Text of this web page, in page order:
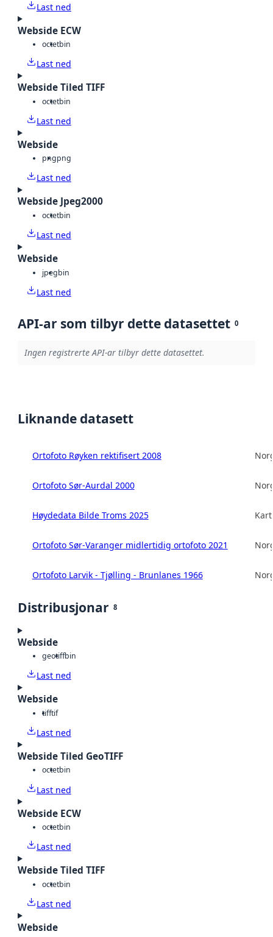
Last ned
Webside ECW
octetbin
Last ned
Webside Tiled TIFF
octetbin
Last ned
Webside
pngpng
Last ned
Webside Jpeg2000
octetbin
Last ned
Webside
jpegbin
Last ned
API-ar som tilbyr dette datasettet 0
Ingen registrerte API-ar tilbyr dette datasettet.
Liknande datasett
Ortofoto Røyken rektifisert 2008
Ortofoto Sør-Aurdal 2000
Høydedata Bilde Troms 2025
Ortofoto Sør-Varanger midlertidig ortofoto 2021
Ortofoto Larvik - Tjølling - Brunlanes 1966
Distribusjonar 8
Webside
geotiffbin
Last ned
Webside
tifftif
Last ned
Webside Tiled GeoTIFF
octetbin
Last ned
Webside ECW
octetbin
Last ned
Webside Tiled TIFF
octetbin
Last ned
Webside